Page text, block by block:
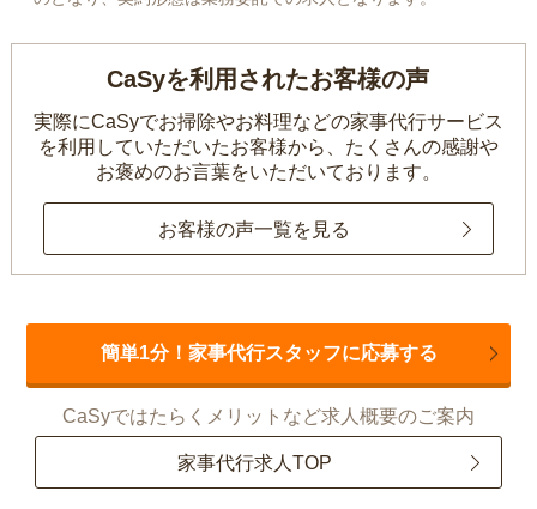
CaSyを利用されたお客様の声
実際にCaSyでお掃除やお料理などの家事代行サービス
を利用していただいたお客様から、 たくさんの感謝や
お褒めのお言葉をいただいております。
お客様の声一覧を見る
簡単1分！家事代行スタッフに応募する
CaSyではたらくメリットなど求人概要のご案内
家事代行求人TOP